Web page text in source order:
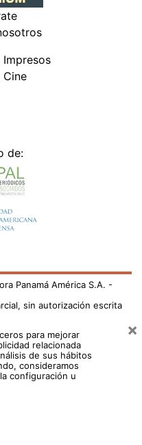
Impresos
Cine
de:
Panamá América S.A. -
sin autorización escrita
para mejorar
relacionada
de sus hábitos
consideramos
configuración u
×